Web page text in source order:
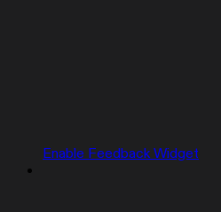
Enable Feedback Widget